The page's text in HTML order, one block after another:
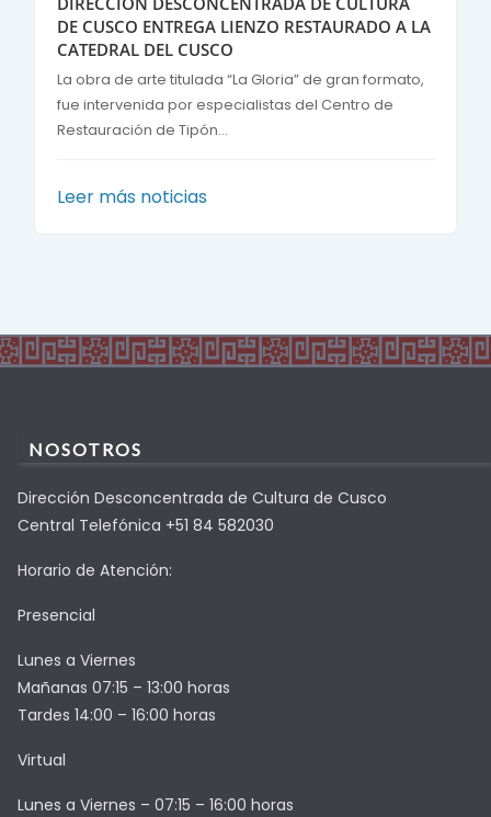
DE CUSCO ENTREGA LIENZO RESTAURADO A LA
CATEDRAL DEL CUSCO
La obra de arte titulada “La Gloria” de gran formato,
fue intervenida por especialistas del Centro de
Restauración de Tipón...
Leer más noticias
NOSOTROS
Dirección Desconcentrada de Cultura de Cusco
Central Telefónica +51 84 582030
Horario de Atención:
Presencial
Lunes a Viernes
Mañanas 07:15 – 13:00 horas
Tardes 14:00 – 16:00 horas
Virtual
Lunes a Viernes – 07:15 – 16:00 horas